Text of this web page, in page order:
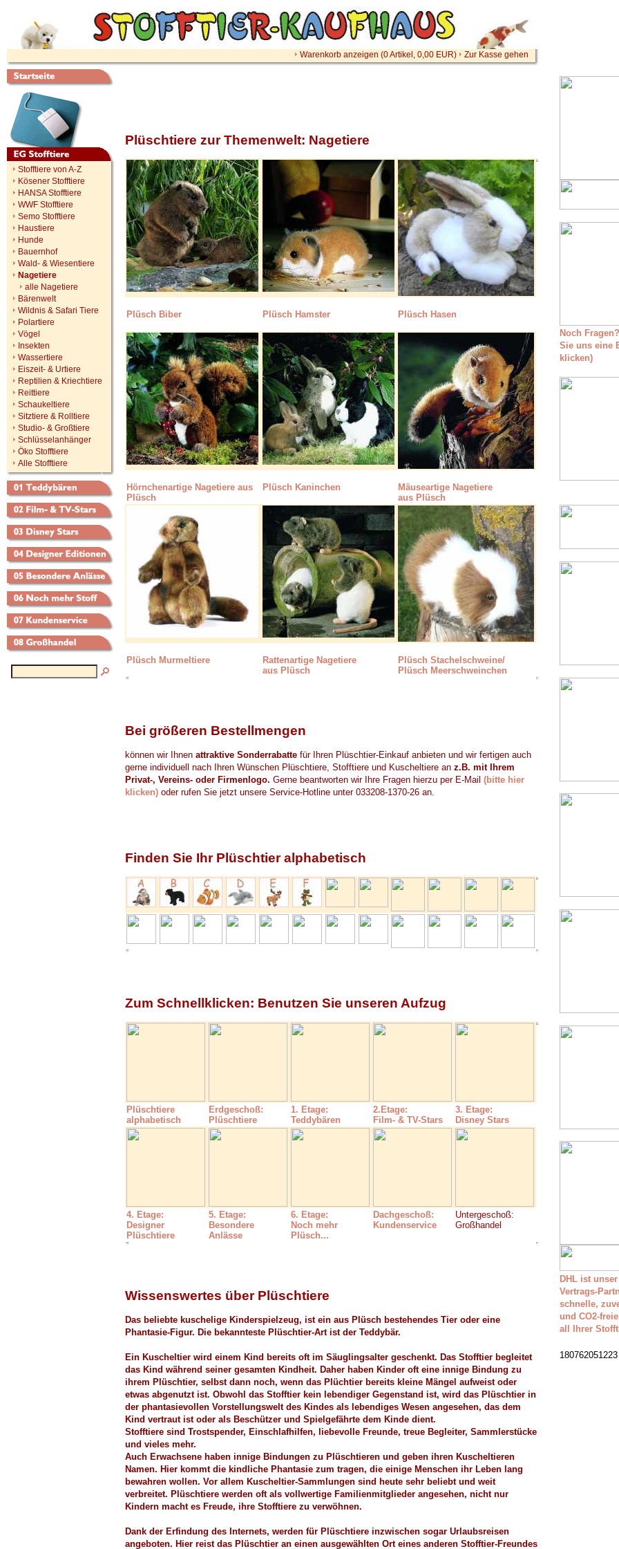
Warenkorb anzeigen (0Artikel, 0,00 EUR) Zur Kasse gehen
Stofftiere von A-Z
Kösener Stofftiere
HANSA Stofftiere
WWF Stofftiere
Semo Stofftiere
Haustiere
Hunde
Bauernhof
Wald- & Wiesentiere
Nagetiere
alle Nagetiere
Bärenwelt
Wildnis & Safari Tiere
Polartiere
Vögel
Insekten
Wassertiere
Eiszeit- & Urtiere
Reptilien & Kriechtiere
Reittiere
Schaukeltiere
Sitztiere & Rolltiere
Studio- & Großtiere
Schlüsselanhänger
Öko Stofftiere
Alle Stofftiere
Plüschtiere zur Themenwelt: Nagetiere
Plüsch Biber Plüsch Hamster Plüsch Hasen
Hörnchenartige Nagetiere aus
Plüsch
Plüsch Kaninchen
Mäuseartige Nagetiere
aus Plüsch
Plüsch Murmeltiere
Rattenartige Nagetiere
aus Plüsch
Plüsch Stachelschweine/
Plüsch Meerschweinchen
Bei größeren Bestellmengen
können wir Ihnen attraktive Sonderrabatte für Ihren Plüschtier-Einkauf anbieten und wir fertigen auch
gerne individuell nach Ihren Wünschen Plüschtiere, Stofftiere und Kuscheltiere an z.B. mit Ihrem
Privat-, Vereins- oder Firmenlogo. Gerne beantworten wir Ihre Fragen hierzu per E-Mail (bitte hier
klicken) oder rufen Sie jetzt unsere Service-Hotline unter 033208-1370-26 an.
Finden Sie Ihr Plüschtier alphabetisch
Zum Schnellklicken: Benutzen Sie unseren Aufzug
Plüschtiere
alphabetisch
Erdgeschoß:
Plüschtiere
1. Etage:
Teddybären
2.Etage:
Film- & TV-Stars
3. Etage:
Disney Stars
4. Etage:
Designer
Plüschtiere
5. Etage:
Besondere
Anlässe
6. Etage:
Noch mehr
Plüsch...
Dachgeschoß:
Kundenservice
Untergeschoß:
Großhandel
Wissenswertes über Plüschtiere
Das beliebte kuschelige Kinderspielzeug, ist ein aus Plüsch bestehendes Tier oder eine
Phantasie-Figur. Die bekannteste Plüschtier-Art ist der Teddybär.
Ein Kuscheltier wird einem Kind bereits oft im Säuglingsalter geschenkt. Das Stofftier begleitet
das Kind während seiner gesamten Kindheit. Daher haben Kinder oft eine innige Bindung zu
ihrem Plüschtier, selbst dann noch, wenn das Plüchtier bereits kleine Mängel aufweist oder
etwas abgenutzt ist. Obwohl das Stofftier kein lebendiger Gegenstand ist, wird das Plüschtier in
der phantasievollen Vorstellungswelt des Kindes als lebendiges Wesen angesehen, das dem
Kind vertraut ist oder als Beschützer und Spielgefährte dem Kinde dient.
Stofftiere sind Trostspender, Einschlafhilfen, liebevolle Freunde, treue Begleiter, Sammlerstücke
und vieles mehr.
Auch Erwachsene haben innige Bindungen zu Plüschtieren und geben ihren Kuscheltieren
Namen. Hier kommt die kindliche Phantasie zum tragen, die einige Menschen ihr Leben lang
bewahren wollen. Vor allem Kuscheltier-Sammlungen sind heute sehr beliebt und weit
verbreitet. Plüschtiere werden oft als vollwertige Familienmitglieder angesehen, nicht nur
Kindern macht es Freude, ihre Stofftiere zu verwöhnen.
Dank der Erfindung des Internets, werden für Plüschtiere inzwischen sogar Urlaubsreisen
angeboten. Hier reist das Plüschtier an einen ausgewählten Ort eines anderen Stofftier-Freundes
Noch
Sie uns eine
klicken)
DHL ist
Vertrags-
schnelle,
und CO2-
all Ihrer
180762051223